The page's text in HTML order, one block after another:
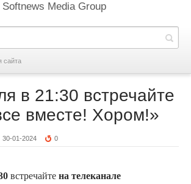
Softnews Media Group
сайта
в 21:30 встречайте
вместе! Хором!»
30-01-2024 0
встречайте на телеканале